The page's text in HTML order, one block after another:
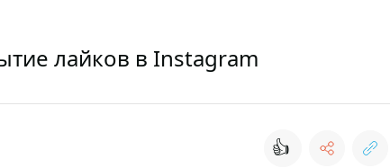
лайков в Instagram
👍